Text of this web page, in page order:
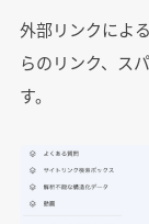
外部リンクによ
らのリンク、ス
す。